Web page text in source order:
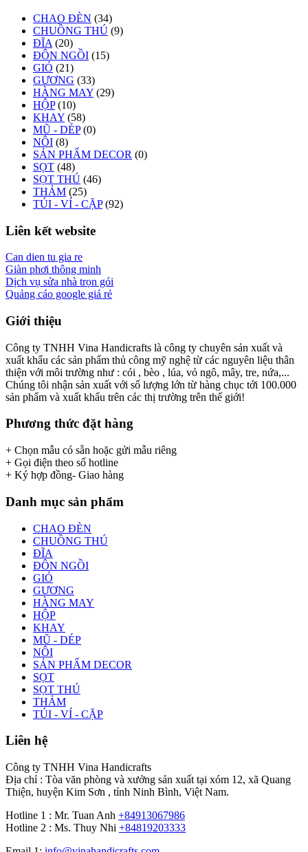
CHAO ĐÈN (34)
CHUỒNG THÚ (9)
ĐĨA (20)
ĐÔN NGỒI (15)
GIỎ (21)
GƯƠNG (33)
HÀNG MAY (29)
HỘP (10)
KHAY (58)
MŨ - DÉP (0)
NÔI (8)
SẢN PHẨM DECOR (0)
SỌT (48)
SỌT THÚ (46)
THẢM (25)
TÚI - VÍ - CẶP (92)
Liên kết website
Can dien tu gia re
Giàn phơi thông minh
Dịch vụ sửa nhà trọn gói
Quảng cáo google giá rẻ
Giới thiệu
Công ty TNHH Vina Handicrafts là công ty chuyên sản xuất và
xuất khẩu các sản phẩm thủ công mỹ nghệ từ các nguyên liệu thân
thiện với môi trường như : cói , bèo , lúa, vỏ ngô, mây, tre, nứa,...
Chúng tôi nhận sản xuất với số lượng lớn từ hàng chục tới 100.000
sản phẩm và xuất khẩu trên các thị trường trên thế giới!
Phương thức đặt hàng
+ Chọn mẫu có sẵn hoặc gửi mẫu riêng
+ Gọi điện theo số hotline
+ Ký hợp đồng- Giao hàng
Danh mục sản phẩm
CHAO ĐÈN
CHUỒNG THÚ
ĐĨA
ĐÔN NGỒI
GIỎ
GƯƠNG
HÀNG MAY
HỘP
KHAY
MŨ - DÉP
NÔI
SẢN PHẨM DECOR
SỌT
SỌT THÚ
THẢM
TÚI - VÍ - CẶP
Liên hệ
Công ty TNHH Vina Handicrafts
Địa chỉ : Tòa văn phòng và xưởng sản xuất tại xóm 12, xã Quang
Thiện, huyện Kim Sơn , tỉnh Ninh Bình, Việt Nam.
Hotline 1 : Mr. Tuan Anh +84913067986
Hotline 2 : Ms. Thuy Nhi +84819203333